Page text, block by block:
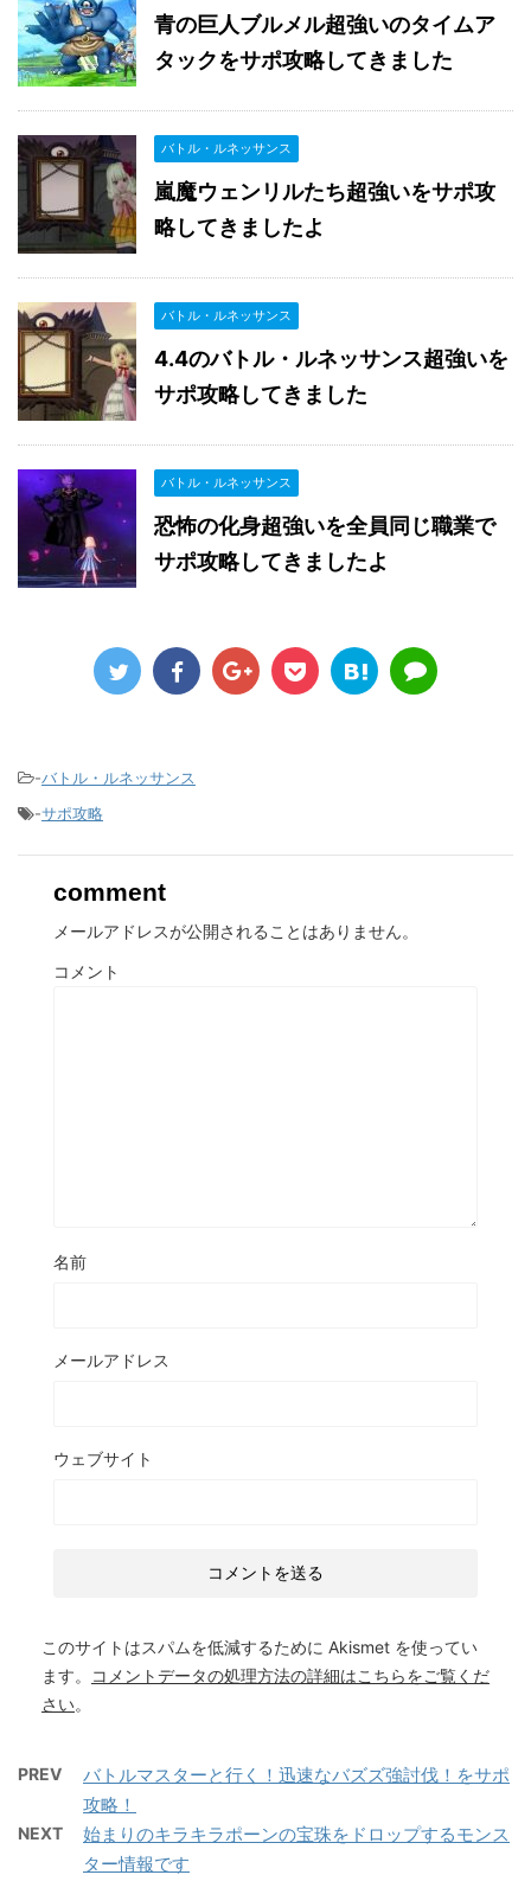
青の巨人ブルメル超強いのタイムア
タックをサポ攻略してきました
バトル・ルネッサンス
嵐魔ウェンリルたち超強いをサポ攻
略してきましたよ
バトル・ルネッサンス
4.4のバトル・ルネッサンス超強いを
サポ攻略してきました
バトル・ルネッサンス
恐怖の化身超強いを全員同じ職業で
サポ攻略してきましたよ
-バトル・ルネッサンス
-サポ攻略
comment
メールアドレスが公開されることはありません。
コメント
名前
メールアドレス
ウェブサイト
このサイトはスパムを低減するために Akismet を使ってい
ます。
コメントデータの処理方法の詳細はこちらをご覧くだ
さい。
PREV
バトルマスターと行く！迅速なバズズ強討伐！をサポ
攻略！
NEXT
始まりのキラキラポーンの宝珠をドロップするモンス
ター情報です